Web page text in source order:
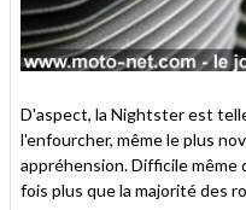
D'aspect, la Nightster est
l'enfourcher, même le plus
appréhension. Difficile
fois plus que la majorité des